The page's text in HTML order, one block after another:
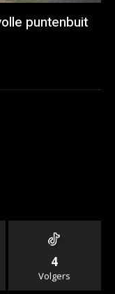
puntenbuit
4
Volgers